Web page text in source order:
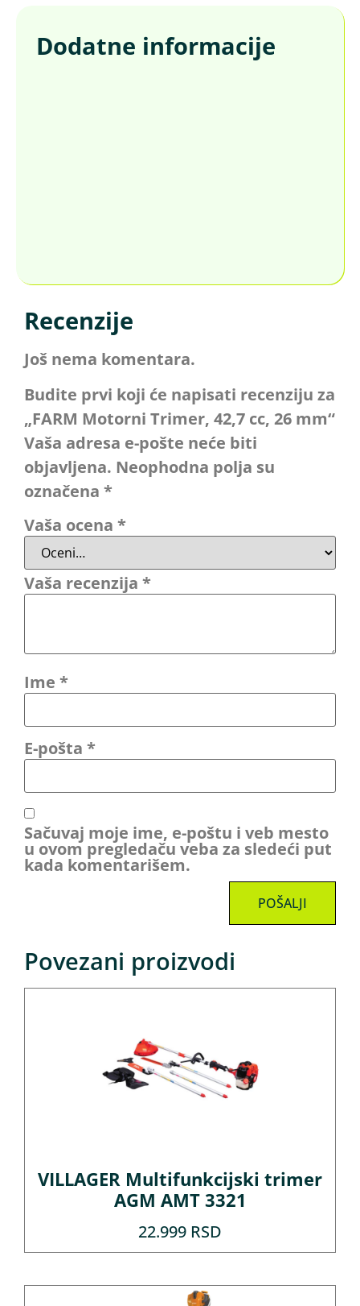
Dodatne informacije
Recenzije
Još nema komentara.
Budite prvi koji će napisati recenziju za
„FARM Motorni Trimer, 42,7 cc, 26 mm“
Vaša adresa e-pošte neće biti
objavljena. Neophodna polja su
označena *
Vaša ocena *
Vaša recenzija *
Ime *
E-pošta *
Sačuvaj moje ime, e-poštu i veb mesto
u ovom pregledaču veba za sledeći put
kada komentarišem.
Povezani proizvodi
VILLAGER Multifunkcijski trimer
AGM AMT 3321
22.999 RSD